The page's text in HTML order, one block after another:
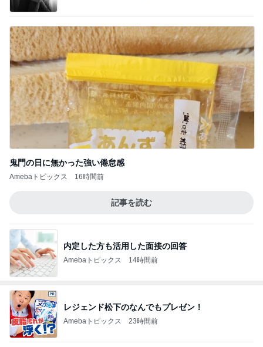
鬼門の日に無かった強い倦怠感
Amebaトピックス 16時間前
記事を読む
内定した方も活用した面接の回答
Amebaトピックス 14時間前
レジェンド松下のなんでもプレゼン！
Amebaトピックス 23時間前